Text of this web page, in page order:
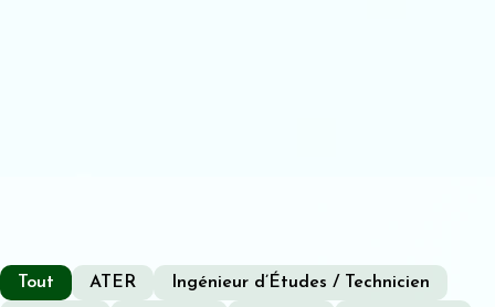
Tout ATER
Ingénieur d’Études / Technicien